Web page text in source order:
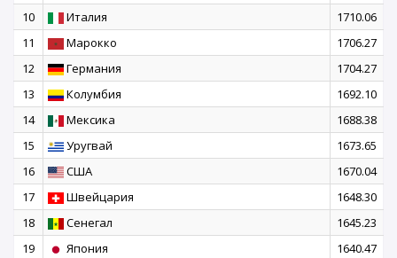
10
Италия
1710.06
11
Марокко
1706.27
12
Германия
1704.27
13
Колумбия
1692.10
14
Мексика
1688.38
15
Уругвай
1673.65
16
США
1670.04
17
Швейцария
1648.30
18
Сенегал
1645.23
19
Япония
1640.47